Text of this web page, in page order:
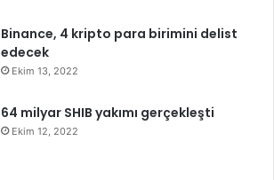
Binance, 4 kripto para birimini delist
edecek
Ekim 13, 2022
64 milyar SHIB yakımı gerçekleşti
Ekim 12, 2022